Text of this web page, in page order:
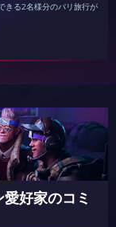
きる2名様分のパリ旅行が
好家のコミ